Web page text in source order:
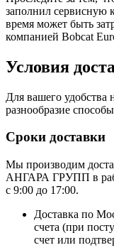
заполнил сервисную
время может быть
компанией Bobcat
Условия
Для вашего удобства
разнообразие
Сроки доставки
Мы производим
АНГАРА ГРУПП в
с 9:00 до 17:00.
Доставка по
счета (при
счет или